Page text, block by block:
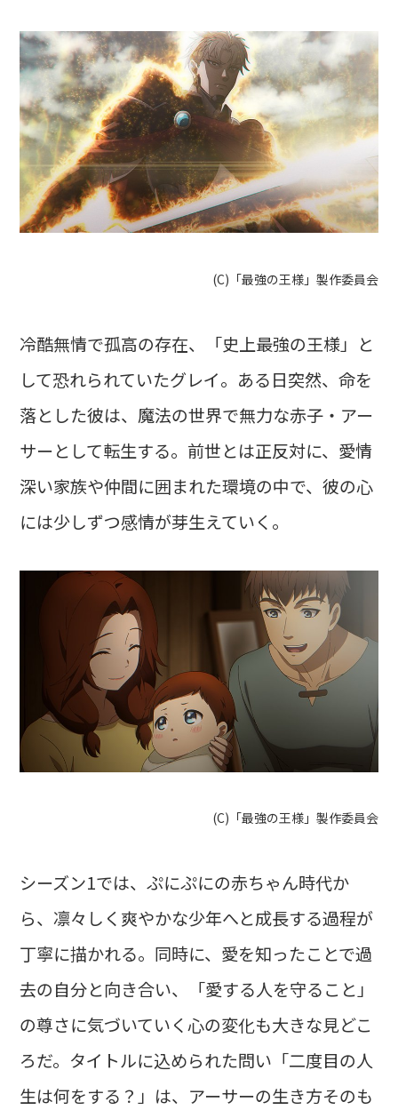
(C)「最強の王様」製作委員会
冷酷無情で孤高の存在、「史上最強の王様」と
して恐れられていたグレイ。ある日突然、命を
落とした彼は、魔法の世界で無力な赤子・アー
サーとして転生する。前世とは正反対に、愛情
深い家族や仲間に囲まれた環境の中で、彼の心
には少しずつ感情が芽生えていく。
(C)「最強の王様」製作委員会
シーズン1では、ぷにぷにの赤ちゃん時代か
ら、凛々しく爽やかな少年へと成長する過程が
丁寧に描かれる。同時に、愛を知ったことで過
去の自分と向き合い、「愛する人を守ること」
の尊さに気づいていく心の変化も大きな見どこ
ろだ。タイトルに込められた問い「二度目の人
生は何をする？」は、アーサーの生き方そのも